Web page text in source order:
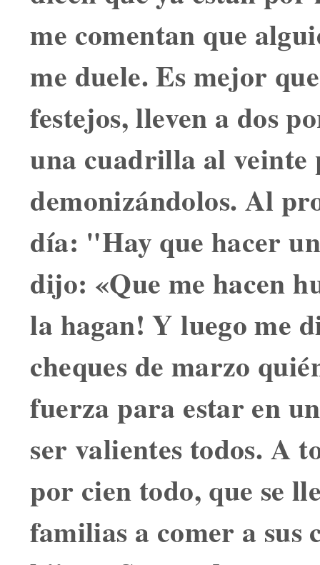
me comentan que
me duele. Es mejor
festejos, lleven a dos
una cuadrilla al veinte
demonizándolos. Al
día: "Hay que hacer
dijo: «Que me hacen
la hagan! Y luego me
cheques de marzo
fuerza para estar en
ser valientes todos. A
por cien todo, que se
familias a comer a sus